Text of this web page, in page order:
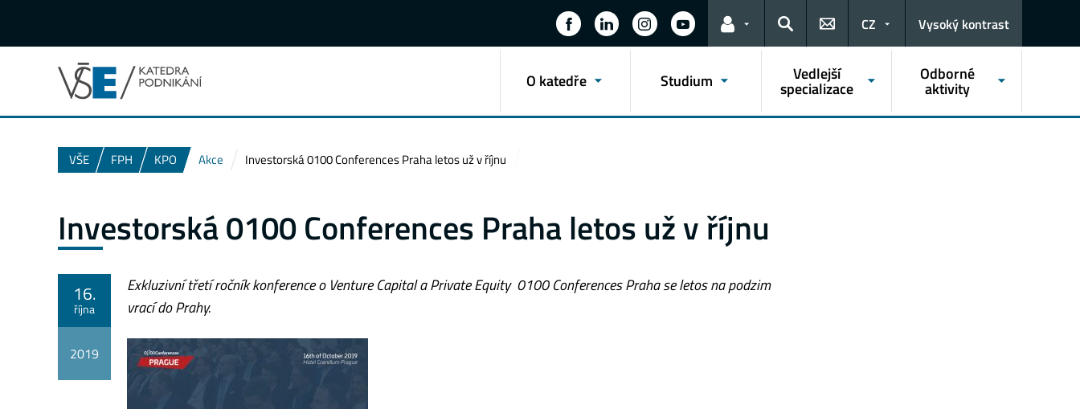
Odkazy pro uživatele
Hledat
CZ Vysoký kontrast
O katedře Studium Vedlejší
specializace
Odborné
aktivity
VŠE FPH KPO Akce Investorská 0100 Conferences Praha letos už v říjnu
Investorská 0100 Conferences Praha letos už v říjnu
16.
října
2019
Exkluzivní třetí ročník konference o Venture Capital a Private Equity 0100 Conferences Praha se letos na podzim
vrací do Prahy.